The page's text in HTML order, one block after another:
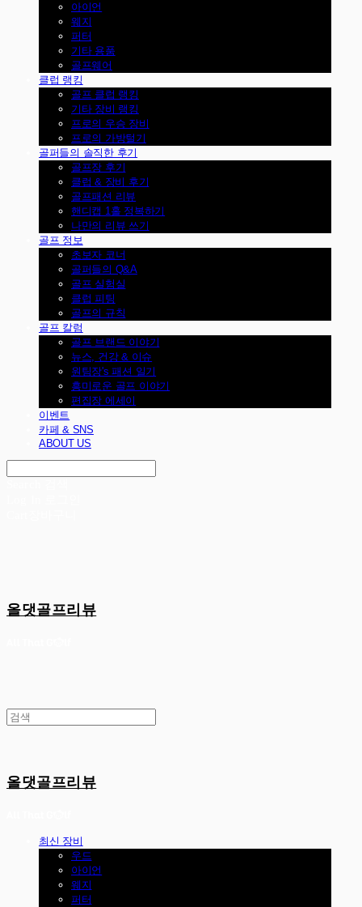
아이언
웨지
퍼터
기타 용품
골프웨어
클럽 랭킹
골프 클럽 랭킹
기타 장비 랭킹
프로의 우승 장비
프로의 가방털기
골퍼들의 솔직한 후기
골프장 후기
클럽 & 장비 후기
골프패션 리뷰
핸디캡 1홀 정복하기
나만의 리뷰 쓰기
골프 정보
초보자 코너
골퍼들의 Q&A
골프 실험실
클럽 피팅
골프의 규칙
골프 칼럼
골프 브랜드 이야기
뉴스, 건강 & 이슈
원팀장's 패션 일기
흥미로운 골프 이야기
편집장 에세이
이벤트
카페 & SNS
ABOUT US
올댓골프리뷰
올댓골프리뷰
최신 장비
우드
아이언
웨지
퍼터